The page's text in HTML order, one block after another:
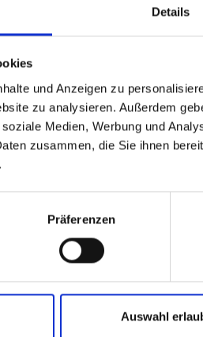
Details
und Anzeigen zu
zu analysieren. Außerdem
Medien, Werbung und
zusammen, die Sie ihnen
Präferenzen
Auswahl
Jacke
Sizes: XS - 5XL